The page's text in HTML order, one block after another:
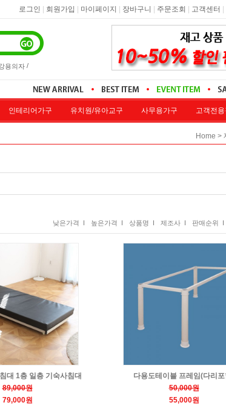
로그인 | 회원가입 | 마이페이지 | 장바구니 | 주문조회 | 고객센터 |
용의자 /
인테리어가구 유치원/유아교구 사무용가구 고객전
Home >
낮은가격 I 높은가격 I 상품명 I 제조사 I 판매순위 I
대 1층 일층 기숙사침대
89,000원
79,000원
다용도테이블 프레임(다리
50,000원
55,000원